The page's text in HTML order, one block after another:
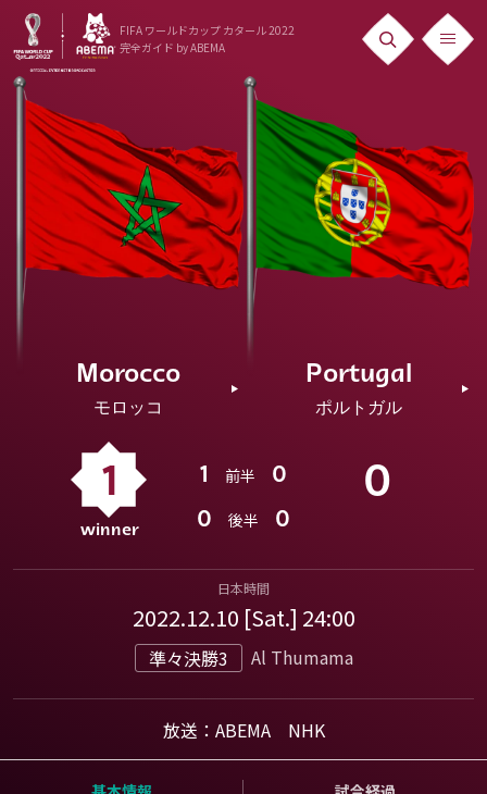
FIFA ワールドカップ カタール 2022
完全ガイド by ABEMA
ニュース
News
出場国
Teams
日程・結果
Schedule
ランキング
Ranking
Android
Morocco
モロッコ
Portugal
ポルトガル
1 1 前半
0
0
後半 0
0
日本時間
2022.12.10 [Sat.] 24:00
準々決勝3 Al Thumama
放送：ABEMA NHK